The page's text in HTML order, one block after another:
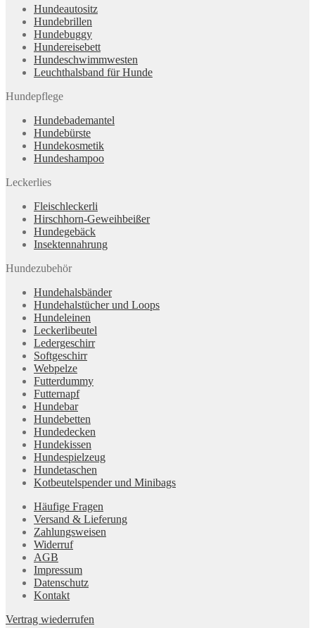
Hundeautositz
Hundebrillen
Hundebuggy
Hundereisebett
Hundeschwimmwesten
Leuchthalsband für Hunde
Hundepflege
Hundebademantel
Hundebürste
Hundekosmetik
Hundeshampoo
Leckerlies
Fleischleckerli
Hirschhorn-Geweihbeißer
Hundegebäck
Insektennahrung
Hundezubehör
Hundehalsbänder
Hundehalstücher und Loops
Hundeleinen
Leckerlibeutel
Ledergeschirr
Softgeschirr
Webpelze
Futterdummy
Futternapf
Hundebar
Hundebetten
Hundedecken
Hundekissen
Hundespielzeug
Hundetaschen
Kotbeutelspender und Minibags
Häufige Fragen
Versand & Lieferung
Zahlungsweisen
Widerruf
AGB
Impressum
Datenschutz
Kontakt
Vertrag wiederrufen